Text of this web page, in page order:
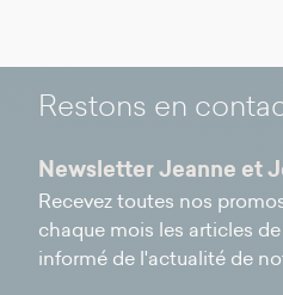
Restons en
Newsletter Jeanne et
Recevez toutes nos
chaque mois les articles
informé de l'actualité de